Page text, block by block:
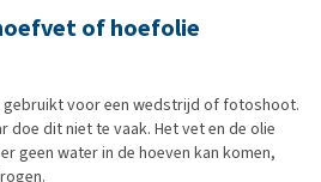
of hoefolie
voor een wedstrijd of fotoshoot.
doe dit niet te vaak. Het vet en de olie
geen water in de hoeven kan komen,